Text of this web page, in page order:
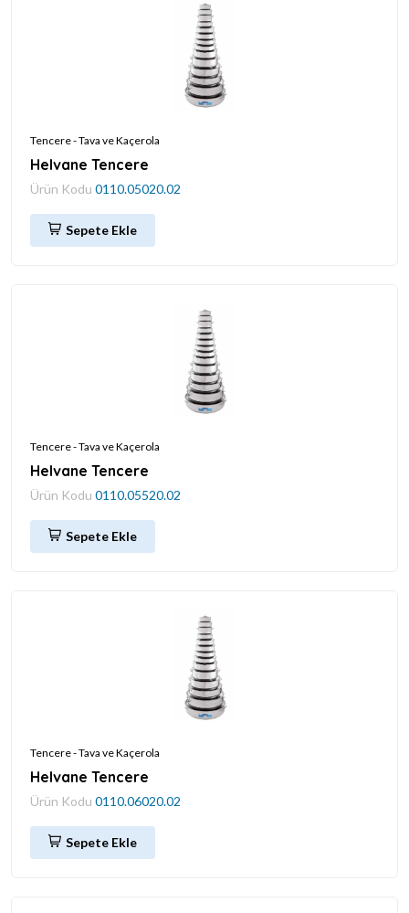
Tencere - Tava ve Kaçerola
Helvane Tencere
Ürün Kodu 0110.05020.02
Sepete Ekle
Tencere - Tava ve Kaçerola
Helvane Tencere
Ürün Kodu 0110.05520.02
Sepete Ekle
Tencere - Tava ve Kaçerola
Helvane Tencere
Ürün Kodu 0110.06020.02
Sepete Ekle